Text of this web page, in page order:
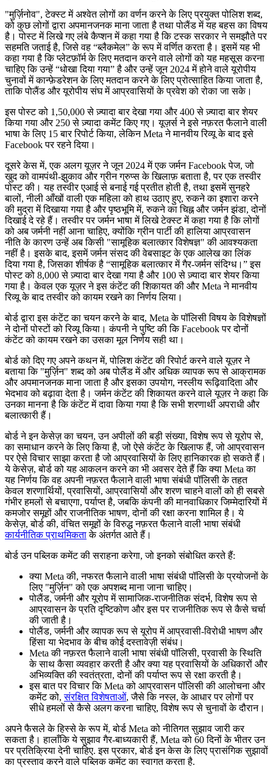
"मुर्ज़िनोव", टेक्स्ट में अश्वेत लोगों का वर्णन करने के लिए प्रयुक्त पोलिश शब्द,
को कुछ लोगों द्वारा अपमानजनक माना जाता है तथा पोलैंड में यह बहस का विषय
है। पोस्ट में लिखे गए लंबे कैप्शन में कहा गया है कि टस्क सरकार ने समझौते पर
सहमति जताई है, जिसे वह “ब्लैकमेल” के रूप में वर्णित करता है। इसमें यह भी
कहा गया है कि प्लेटफ़ॉर्म के लिए मतदान करने वाले लोगों को यह महसूस करना
चाहिए कि उन्‍हें “धोखा दिया गया” है और उन्हें जून 2024 में होने वाले यूरोपीय
चुनावों में कान्‍फ़ेडरेशन के लिए मतदान करने के लिए प्रोत्साहित किया जाता है,
ताकि पोलैंड और यूरोपीय संघ में आप्रवासियों के प्रवेश को रोका जा सके।
इस पोस्ट को 1,50,000 से ज़्यादा बार देखा गया और 400 से ज़्यादा बार शेयर
किया गया और 250 से ज़्यादा कमेंट किए गए। यूज़र्स ने इसे नफ़रत फैलाने वाली
भाषा के लिए 15 बार रिपोर्ट किया, लेकिन Meta ने मानवीय रिव्यू के बाद इसे
Facebook पर रहने दिया।
दूसरे केस में, एक अलग यूज़र ने जून 2024 में एक जर्मन Facebook पेज, जो
खुद को वामपंथी-झुकाव और ग्रीन ग्रुप्‍स के खिलाफ़ बताता है, पर एक तस्वीर
पोस्ट की। यह तस्वीर एआई से बनाई गई प्रतीत होती है, तथा इसमें सुनहरे
बालों, नीली आँखों वाली एक महिला को हाथ उठाए हुए, रुकने का इशारा करने
की मुद्रा में दिखाया गया है और पृष्ठभूमि में, रुकने का चिह्न और जर्मन झंडा, दोनों
दिखाई दे रहे हैं। तस्वीर पर जर्मन भाषा में लिखे टेक्स्ट में कहा गया है कि लोगों
को अब जर्मनी नहीं आना चाहिए, क्योंकि ग्रीन पार्टी की हालिया आप्रवासन
नीति के कारण उन्हें अब किसी "सामूहिक बलात्कार विशेषज्ञ" की आवश्यकता
नहीं है। इसके बाद, इसमें जर्मन संसद की वेबसाइट के एक आलेख का लिंक
दिया गया है, जिसका शीर्षक है “सामूहिक बलात्कार में गैर-जर्मन संदिग्ध।” इस
पोस्ट को 8,000 से ज़्यादा बार देखा गया है और 100 से ज़्यादा बार शेयर किया
गया है। केवल एक यूज़र ने इस कंटेंट की शिकायत की और Meta ने मानवीय
रिव्यू के बाद तस्वीर को कायम रखने का निर्णय लिया।
बोर्ड द्वारा इस कंटेंट का चयन करने के बाद, Meta के पॉलिसी विषय के विशेषज्ञों
ने दोनों पोस्टों को रिव्यू किया। कंपनी ने पुष्टि की कि Facebook पर दोनों
कंटेंट को कायम रखने का उसका मूल निर्णय सही था।
बोर्ड को दिए गए अपने कथन में, पोलिश कंटेंट की रिपोर्ट करने वाले यूज़र ने
बताया कि "मुर्ज़िन" शब्द को अब पोलैंड में और अधिक व्यापक रूप से आक्रामक
और अपमानजनक माना जाता है और इसका उपयोग, नस्लीय रूढ़िवादिता और
भेदभाव को बढ़ावा देता है। जर्मन कंटेंट की शिकायत करने वाले यूज़र ने कहा कि
उनका मानना है कि कंटेंट में दावा किया गया है कि सभी शरणार्थी अपराधी और
बलात्कारी हैं।
बोर्ड ने इन केसेज़ का चयन, उन अपीलों की बड़ी संख्या, विशेष रूप से यूरोप से,
का समाधान करने के लिए किया है, जो ऐसे कंटेंट के खिलाफ हैं, जो आप्रवासन
पर ऐसे विचार साझा करता है जो आप्रवासियों के लिए हानिकारक हो सकते हैं।
ये केसेज़, बोर्ड को यह आकलन करने का भी अवसर देते हैं कि क्या Meta का
यह निर्णय कि वह अपनी नफ़रत फैलाने वाली भाषा संबंधी पॉलिसी के तहत
केवल शरणार्थियों, प्रवासियों, आप्रवासियों और शरण चाहने वालों को ही सबसे
गंभीर हमलों से बचाएगा, पर्याप्त है, जबकि कंपनी की मानवाधिकार जिम्मेदारियों में
कमजोर समूहों और राजनीतिक भाषण, दोनों की रक्षा करना शामिल है। ये
केसेज़, बोर्ड की, वंचित समूहों के विरुद्ध नफ़रत फैलाने वाली भाषा संबंधी
कार्यनीतिक प्राथमिकताके अंतर्गत आते हैं।
बोर्ड उन पब्लिक कमेंट की सराहना करेगा, जो इनको संबोधित करते हैं:
क्या Meta की, नफरत फैलाने वाली भाषा संबंधी पॉलिसी के प्रयोजनों के
लिए "मुर्ज़िन" को एक अपशब्द माना जाना चाहिए।
पोलैंड, जर्मनी और यूरोप में सामाजिक-राजनीतिक संदर्भ,विशेष रूप से
आप्रवासन के प्रति दृष्टिकोण और इस पर राजनीतिक रूप से कैसे चर्चा
की जाती है।
पोलैंड, जर्मनी और व्यापक रूप से यूरोप में आप्रवासी-विरोधी भाषण और
हिंसा या भेदभाव के बीच कोई दस्‍तावेज़ी संबंध।
Meta की नफ़रत फैलाने वाली भाषा संबंधी पॉलिसी, प्रवासी के स्थिति
के साथ कैसा व्यवहार करती है और क्या यह प्रवासियों के अधिकारों और
अभिव्यक्ति की स्वतंत्रता, दोनों की पर्याप्त रूप से रक्षा करती है।
इस बात पर विचार कि Meta को आप्रवासन पॉलिसी की आलोचना और
कमेंट को,संरक्षित विशेषताओं, जैसे कि नस्ल, के आधार पर लोगों पर
सीधे हमलों से कैसे अलग करना चाहिए, विशेष रूप से चुनावों के दौरान।
अपने फैसले के हिस्से के रूप में, बोर्ड Meta को नीतिगत सुझाव जारी कर
सकता है। हालाँकि ये सुझाव गैर-बाध्यकारी हैं, Meta को 60 दिनों के भीतर उन
पर प्रतिक्रिया देनी चाहिए. इस प्रकार, बोर्ड इन केस के लिए प्रासंगिक सुझावों
का प्रस्ताव करने वाले पब्लिक कमेंट का स्वागत करता है.